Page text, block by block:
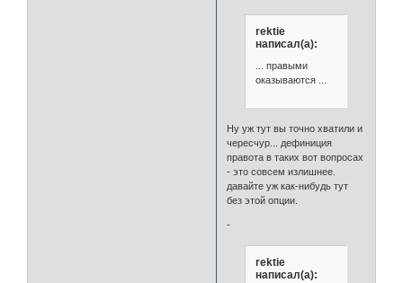
rektie
написал(а):
... правыми
оказываются ...
Ну уж тут вы точно хватили и
чересчур... дефиниция
правота в таких вот вопросах
- это совсем излишнее.
давайте уж как-нибудь тут
без этой опции.
-
rektie
написал(а):